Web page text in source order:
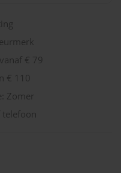
€ 79
€ 110
Zomer
telefoon